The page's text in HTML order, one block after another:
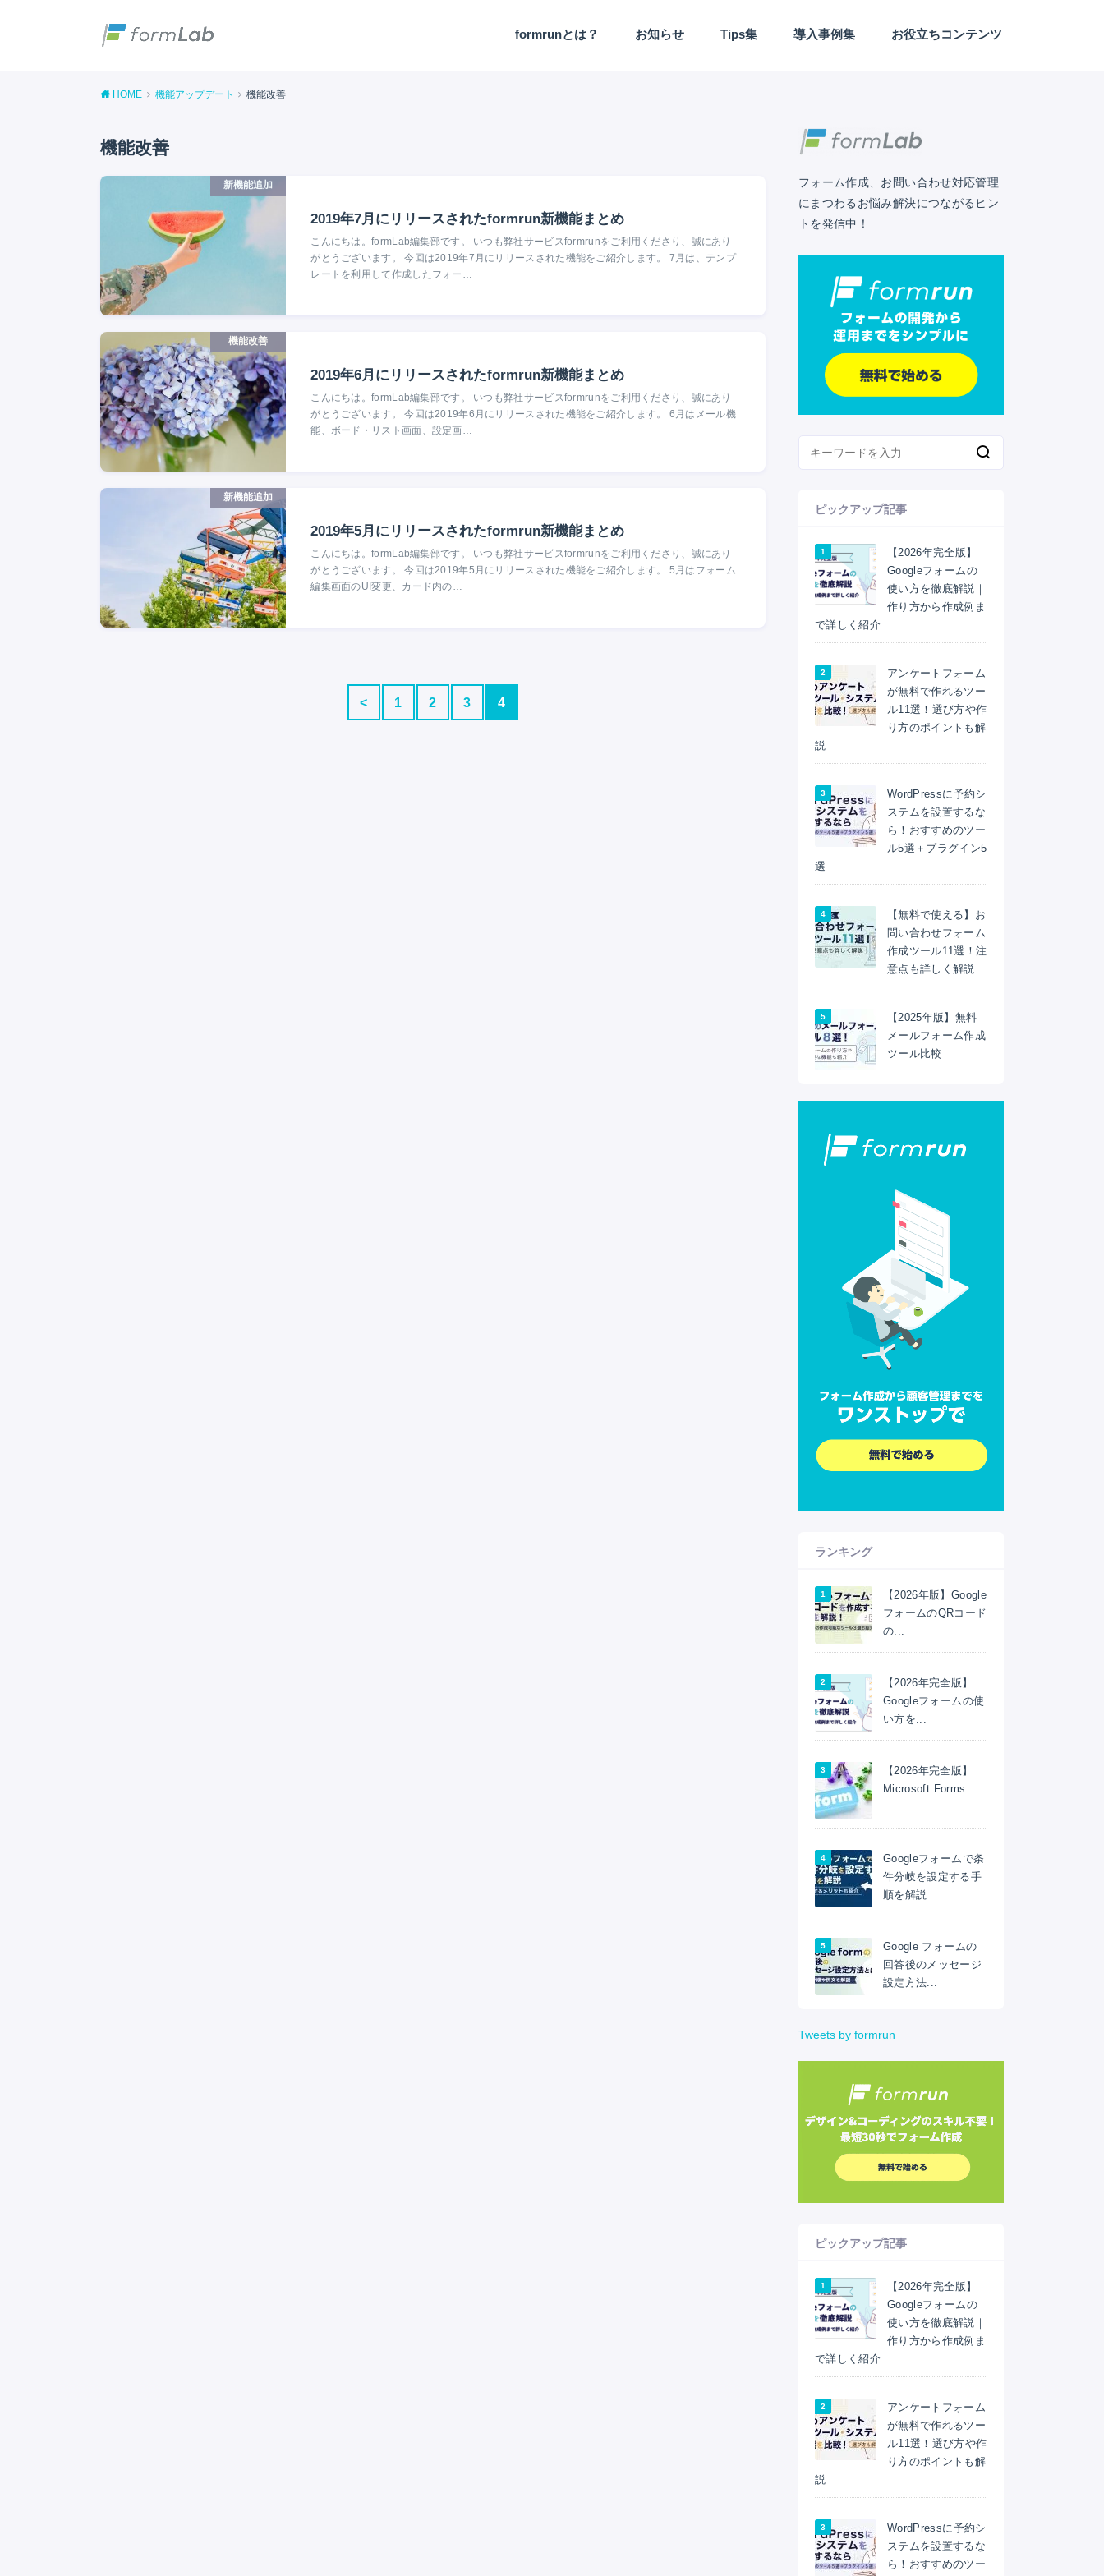
formrunとは？ お知らせ Tips集 導入事例集 お役立ちコンテンツ
HOME 機能アップデート 機能改善
機能改善
新機能追加
2019年7月にリリースされたformrun新機能まとめ
こんにちは。formLab編集部です。 いつも弊社サービスformrunをご利用くださり、誠にあり
がとうございます。 今回は2019年7月にリリースされた機能をご紹介します。 7月は、テンプ
レートを利用して作成したフォー…
機能改善
2019年6月にリリースされたformrun新機能まとめ
こんにちは。formLab編集部です。 いつも弊社サービスformrunをご利用くださり、誠にあり
がとうございます。 今回は2019年6月にリリースされた機能をご紹介します。 6月はメール機
能、ボード・リスト画面、設定画…
新機能追加
2019年5月にリリースされたformrun新機能まとめ
こんにちは。formLab編集部です。 いつも弊社サービスformrunをご利用くださり、誠にあり
がとうございます。 今回は2019年5月にリリースされた機能をご紹介します。 5月はフォーム
編集画面のUI変更、カード内の…
< 1 2 3 4
フォーム作成、お問い合わせ対応管理
にまつわるお悩み解決につながるヒン
トを発信中！
ピックアップ記事
【2026年完全版】
Googleフォームの
使い方を徹底解説｜
作り方から作成例ま
で詳しく紹介
アンケートフォーム
が無料で作れるツー
ル11選！選び方や作
り方のポイントも解
説
WordPressに予約シ
ステムを設置するな
ら！おすすめのツー
ル5選＋プラグイン5
選
【無料で使える】お
問い合わせフォーム
作成ツール11選！注
意点も詳しく解説
【2025年版】無料
メールフォーム作成
ツール比較
ランキング
【2026年版】Google
フォームのQRコード
の...
【2026年完全版】
Googleフォームの使
い方を...
【2026年完全版】
Microsoft Forms...
Googleフォームで条
件分岐を設定する手
順を解説...
Google フォームの
回答後のメッセージ
設定方法...
Tweets by formrun
ピックアップ記事
【2026年完全版】
Googleフォームの
使い方を徹底解説｜
作り方から作成例ま
で詳しく紹介
アンケートフォーム
が無料で作れるツー
ル11選！選び方や作
り方のポイントも解
説
WordPressに予約シ
ステムを設置するな
ら！おすすめのツー